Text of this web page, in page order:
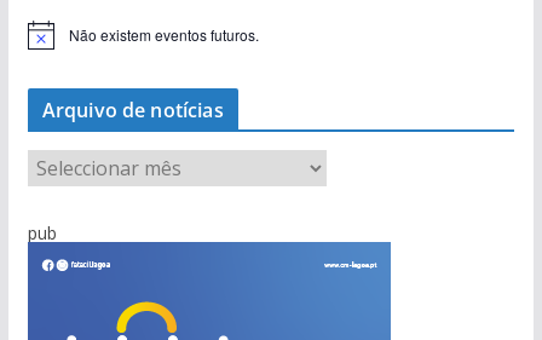
Não existem eventos futuros.
Arquivo de notícias
r
q
pub